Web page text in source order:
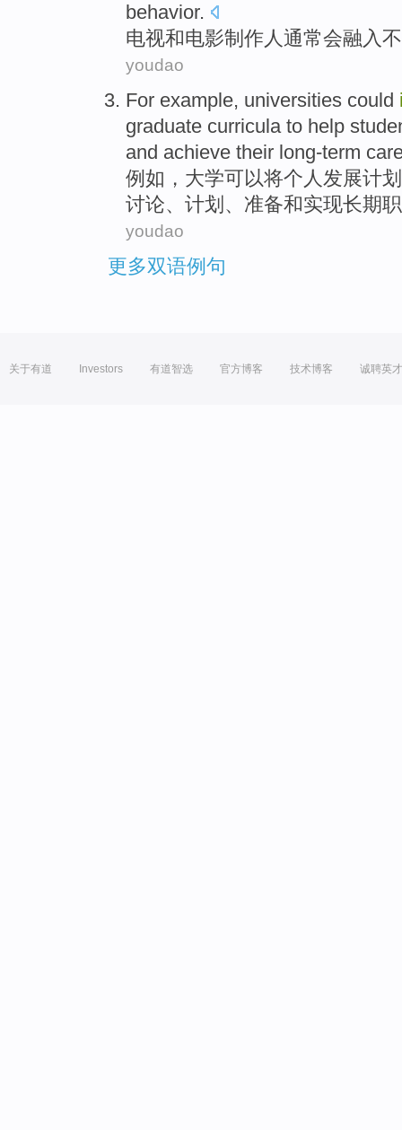
behavior.
电视和电影制作人通常会融入
youdao
For example, universities could
graduate curricula to help
and achieve their long-term
例如 ， 大学可以将个人发展计
讨论、 计划 、 准备和实现长期
youdao
更多双语例句
关于有道 Investors 有道智选 官方博客 技术博客 诚聘英才